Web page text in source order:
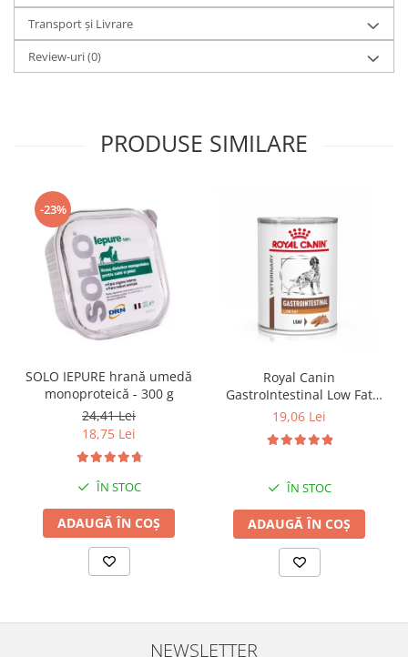
Transport și Livrare
Review-uri(0)
PRODUSE SIMILARE
-23%
SOLO IEPURE hrană umedă
monoproteică - 300 g
24,41 Lei
18,75 Lei
ÎN STOC
ADAUGĂ ÎN COȘ
Royal Canin
GastroIntestinal Low Fat
Dog– 420 g
19,06 Lei
ÎN STOC
ADAUGĂ ÎN COȘ
NEWSLETTER